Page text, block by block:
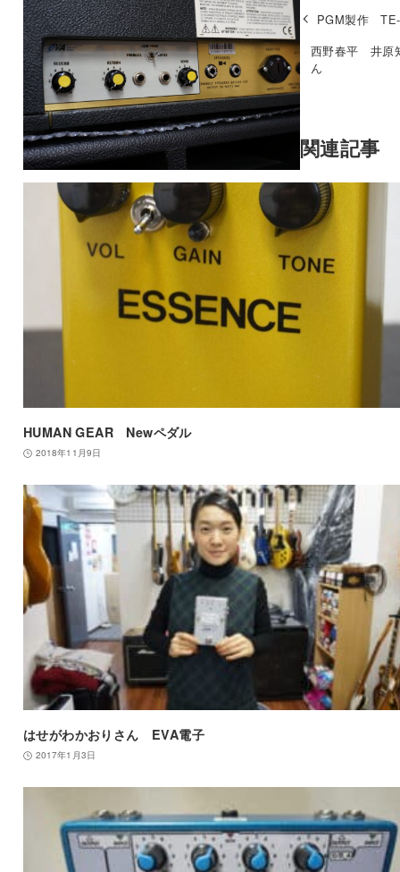
PGM製作
西野春平 井原
ん
関連記事
HUMAN GEAR Newペダル
2018年11月9日
はせがわかおりさん EVA電子
2017年1月3日